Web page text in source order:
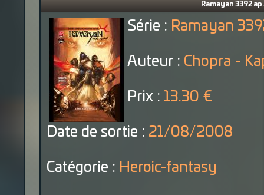
Ramayan 3392
Série : Ramayan
Auteur : Chopra -
Prix : 13.30 €
Date de sortie : 21/08/2008
Catégorie : Heroic-fantasy